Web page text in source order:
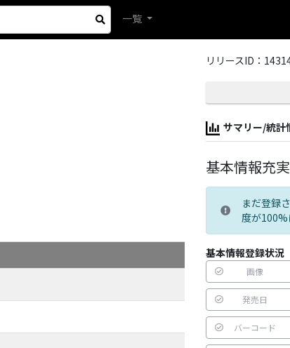
一覧
リリースID：
サマリー/統計
基本情報充実
まだ登録
度が100%
基本情報登録状況
画像
発売日
バーコード